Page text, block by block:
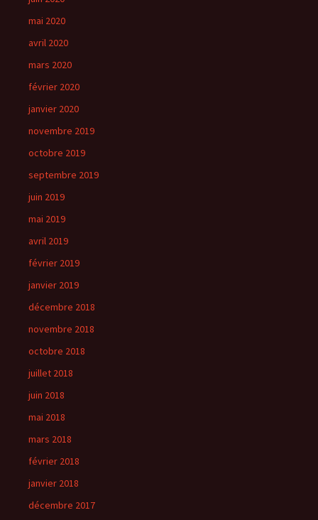
mai 2020
avril 2020
mars 2020
février 2020
janvier 2020
novembre 2019
octobre 2019
septembre 2019
juin 2019
mai 2019
avril 2019
février 2019
janvier 2019
décembre 2018
novembre 2018
octobre 2018
juillet 2018
juin 2018
mai 2018
mars 2018
février 2018
janvier 2018
décembre 2017